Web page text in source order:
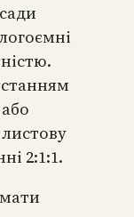
2:1:1.